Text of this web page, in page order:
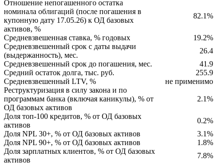
Отношение непогашенного остатка
номинала облигаций (после погашения в
купонную дату 17.05.26) к ОД базовых
активов, %
82.1%
Средневзвешенная ставка, % годовых
19.2%
Средневзвешенный срок с даты выдачи
(выдержанность), мес.
26.4
Средневзвешенный срок до погашения, мес.
41.9
Средний остаток долга, тыс. руб.
255.9
Средневзвешенный LTV, %
не применимо
Реструктуризация в силу закона и по
программам банка (включая каникулы), % от
ОД базовых активов
2.1%
Доля топ-100 кредитов, % от ОД базовых
активов
0.2%
Доля NPL 30+, % от ОД базовых активов
3.1%
Доля NPL 90+, % от ОД базовых активов
1.8%
Доля зарплатных клиентов, % от ОД базовых
активов
7.8%